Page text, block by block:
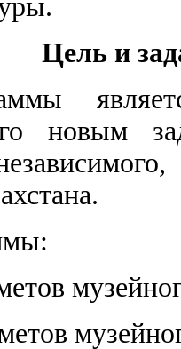
Цель и
его новым